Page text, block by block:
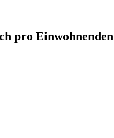
pro Einwohnenden